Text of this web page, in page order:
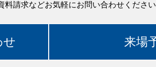
料請求などお気軽にお問い合わせください